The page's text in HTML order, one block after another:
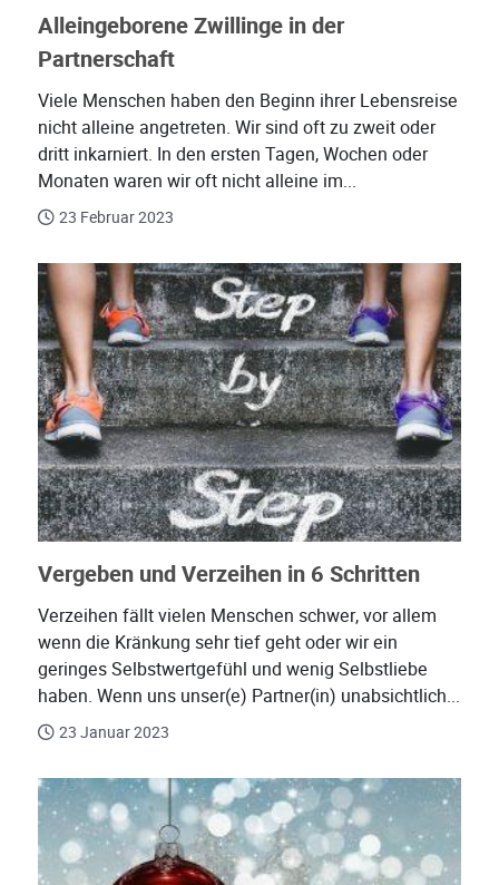
Alleingeborene Zwillinge in der
Partnerschaft
Viele Menschen haben den Beginn ihrer Lebensreise
nicht alleine angetreten. Wir sind oft zu zweit oder
dritt inkarniert. In den ersten Tagen, Wochen oder
Monaten waren wir oft nicht alleine im...
23 Februar 2023
Vergeben und Verzeihen in 6 Schritten
Verzeihen fällt vielen Menschen schwer, vor allem
wenn die Kränkung sehr tief geht oder wir ein
geringes Selbstwertgefühl und wenig Selbstliebe
haben. Wenn uns unser(e) Partner(in) unabsichtlich...
23 Januar 2023